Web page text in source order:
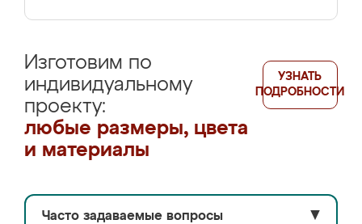
Изготовим по
индивидуальному
проекту:
любые размеры, цвета
и материалы
УЗНАТЬ
ПОДРОБНОСТИ
Часто задаваемые вопросы ▼